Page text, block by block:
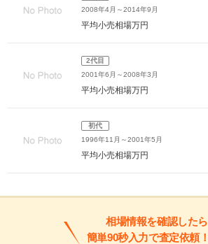
2008年4月～2014年9月
平均小売相場万円
2代目
2001年6月～2008年3月
平均小売相場万円
初代
1996年11月～2001年5月
平均小売相場万円
相場情報を確認したら
簡単90秒入力で査定依頼！